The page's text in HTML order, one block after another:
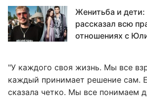
Женитьба и дети:
рассказал всю
отношениях с
"У каждого своя жизнь. Мы все
каждый принимает решение сам.
сказала четко. Мы все понимаем